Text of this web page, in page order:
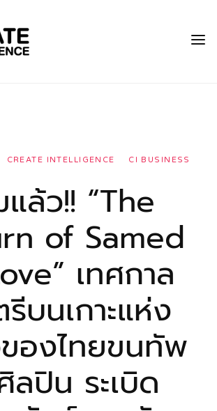
CREATE INTELLIGENCE CI BUSINESS
แล้ว!! “The
of Samed
เทศกาล
บนเกาะแห่ง
องไทยขนทัพ
ลปิน ระเบิด